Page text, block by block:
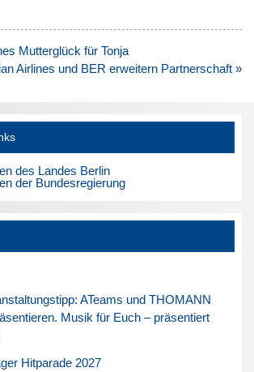
Mutterglück für Tonja
Airlines und BER erweitern Partnerschaft »
des Landes Berlin
der Bundesregierung
ATeams und THOMANN
Musik für Euch – präsentiert
Hitparade 2027